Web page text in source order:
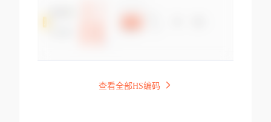
查看全部HS编码